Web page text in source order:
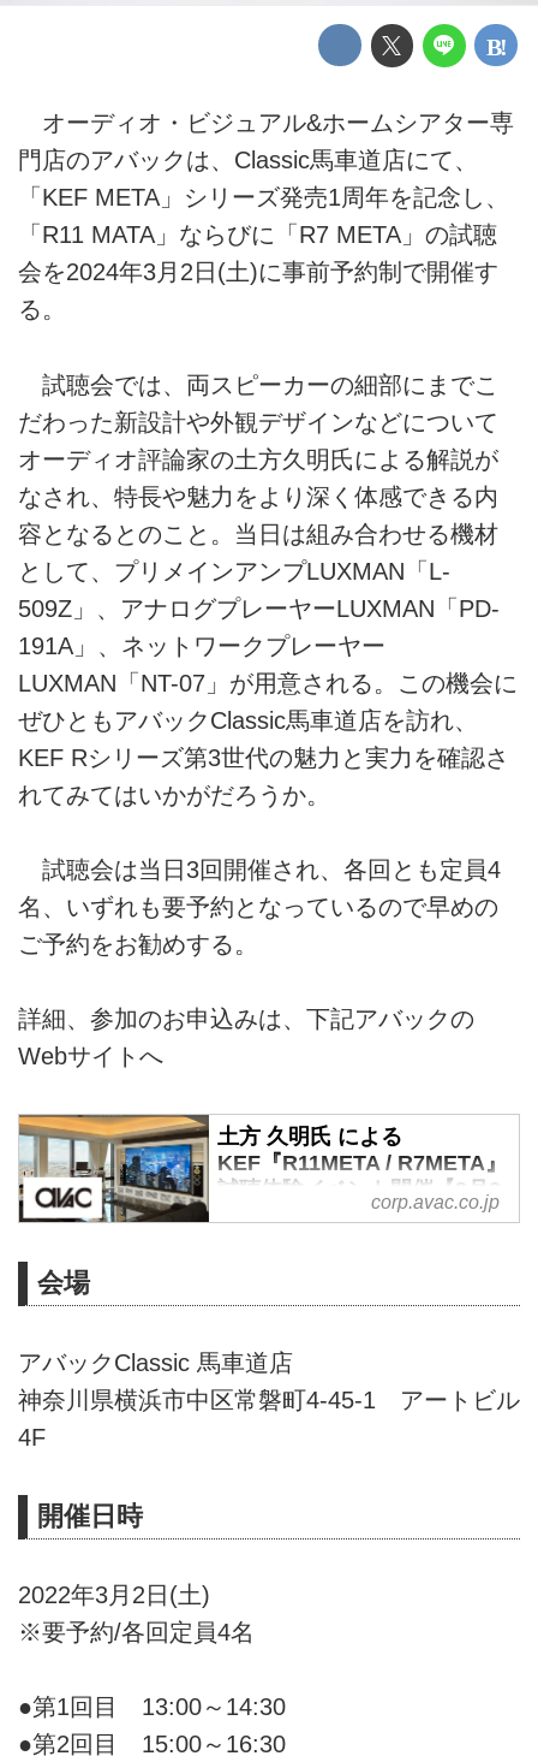
オーディオ・ビジュアル&ホームシアター専
門店のアバックは、Classic馬車道店にて、
「KEF META」シリーズ発売1周年を記念し、
「R11 MATA」ならびに「R7 META」の試聴
会を2024年3月2日(土)に事前予約制で開催す
る。
試聴会では、両スピーカーの細部にまでこ
だわった新設計や外観デザインなどについて
オーディオ評論家の土方久明氏による解説が
なされ、特長や魅力をより深く体感できる内
容となるとのこと。当日は組み合わせる機材
として、プリメインアンプLUXMAN「L-
509Z」、アナログプレーヤーLUXMAN「PD-
191A」、ネットワークプレーヤー
LUXMAN「NT-07」が用意される。この機会に
ぜひともアバックClassic馬車道店を訪れ、
KEF Rシリーズ第3世代の魅力と実力を確認さ
れてみてはいかがだろうか。
試聴会は当日3回開催され、各回とも定員4
名、いずれも要予約となっているので早めの
ご予約をお勧めする。
詳細、参加のお申込みは、下記アバックの
Webサイトへ
土方 久明氏 による
KEF『R11META / R7META』
試聴体験イベント開催【3月2
corp.avac.co.jp
会場
アバックClassic 馬車道店
神奈川県横浜市中区常磐町4-45-1 アートビル
4F
開催日時
2022年3月2日(土)
※要予約/各回定員4名
●第1回目 13:00～14:30
●第2回目 15:00～16:30